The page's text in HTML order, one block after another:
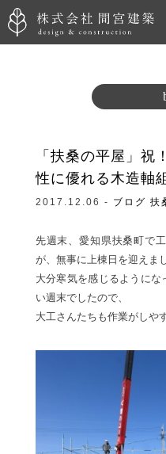
「扶桑の平屋」祝
性に優れる木造軸
2017.12.06 - ブログ 扶
先週末、愛知県扶桑町で
が、無事に上棟日を迎えまし
大分寒気を感じるようにな
い週末でしたので、
大工さんたちも作業がしや